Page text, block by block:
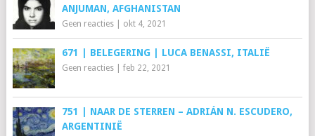
ANJUMAN, AFGHANISTAN
Geen reacties| okt 4, 2021
671 | BELEGERING | LUCA BENASSI, ITALIË
Geen reacties| feb 22, 2021
751 | NAAR DE STERREN – ADRIÁN N. ESCUDERO,
ARGENTINIË